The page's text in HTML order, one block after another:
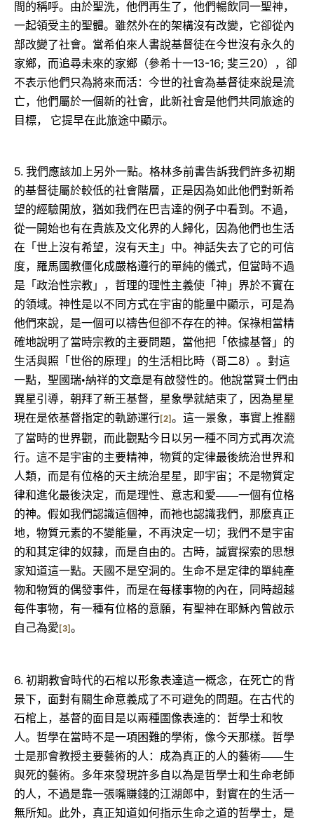
間的稱呼。由於聖洗，他們再生了，他們暢飲同一聖神，
一起領受主的聖體。雖然外在的架構沒有改變，它卻從內
部改變了社會。當希伯來人書說基督徒在今世沒有永久的
家鄉，而追尋未來的家鄉（參希十一13-16; 斐三20），卻
不表示他們只為將來而活：今世的社會為基督徒來說是流
亡，他們屬於一個新的社會，此新社會是他們共同旅途的
目標，
它提早在此旅途中顯示。
5. 我們應該加上另外一點。格林多前書告訴我們許多初期
的基督徒屬於較低的社會階層，正是因為如此他們對新希
望的經驗開放，猶如我們在巴吉達的例子中看到。不過，
從一開始也有在貴族及文化界的人歸化，因為他們也生活
在「世上沒有希望，沒有天主」中。神話失去了它的可信
度，羅馬國教僵化成嚴格遵行的單純的儀式，但當時不過
是「政治性宗教」，哲理的理性主義使「神」界於不實在
的領域。神性是以不同方式在宇宙的能量中顯示，可是為
他們來說，是一個可以禱告但卻不存在的神。保祿相當精
確地說明了當時宗教的主要問題，當他把「依據基督」的
生活與照「世俗的原理」的生活相比時（哥二8）。對這
一點，聖國瑞•納祥的文章是有啟發性的。他說當賢士們由
異星引導，朝拜了新王基督，星象學就結束了，因為星星
現在是依基督指定的軌跡運行[2] 。這一景象，事實上推翻
了當時的世界觀，而此觀點今日以另一種不同方式再次流
行。這不是宇宙的主要精神，物質的定律最後統治世界和
人類，而是有位格的天主統治星星，即宇宙；不是物質定
律和進化最後決定，而是理性、意志和愛――一個有位格
的神。假如我們認識這個神，而祂也認識我們，那麼真正
地，物質元素的不變能量，不再決定一切；我們不是宇宙
的和其定律的奴隸，而是自由的。古時，誠實探索的思想
家知道這一點。天國不是空洞的。生命不是定律的單純產
物和物質的偶發事件，而是在每樣事物的內在，同時超越
每件事物，有一種有位格的意願，有聖神在耶穌內曾啟示
自己為愛 [3] 。
6. 初期教會時代的石棺以形象表達這一概念，在死亡的背
景下，面對有關生命意義成了不可避免的問題。在古代的
石棺上，基督的面目是以兩種圖像表達的：哲學士和牧
人。哲學在當時不是一項困難的學術，像今天那樣。哲學
士是那會教授主要藝術的人：成為真正的人的藝術――生
與死的藝術。多年來發現許多自以為是哲學士和生命老師
的人，不過是靠一張嘴賺錢的江湖郎中，對實在的生活一
無所知。此外，真正知道如何指示生命之道的哲學士，是